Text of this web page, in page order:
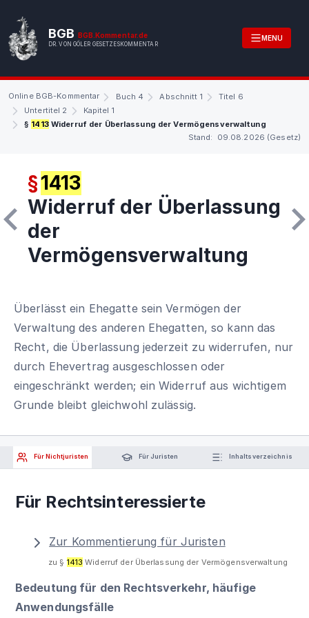
BGB BGB.Kommentar.de
DR. VON GÖLER GESETZESKOMMENTAR
MENU
Online BGB-Kommentar Buch 4 Abschnitt 1
Titel 6
Untertitel 2
Kapitel 1
§ 1413Widerruf der Überlassung der Vermögensverwaltung
Stand: 09.08.2026 (Gesetz)
§1413
Widerruf der Überlassung
der
Vermögensverwaltung
Überlässt ein Ehegatte sein Vermögen der
Verwaltung des anderen Ehegatten, so kann das
Recht, die Überlassung jederzeit zu widerrufen, nur
durch Ehevertrag ausgeschlossen oder
eingeschränkt werden; ein Widerruf aus wichtigem
Grunde bleibt gleichwohl zulässig.
Für Nichtjuristen Für Juristen Inhaltsverzeichnis
Für Rechtsinteressierte
Zur Kommentierung für Juristen
zu § 1413 Widerruf der Überlassung der Vermögensverwaltung
Bedeutung für den Rechtsverkehr, häufige
Anwendungsfälle